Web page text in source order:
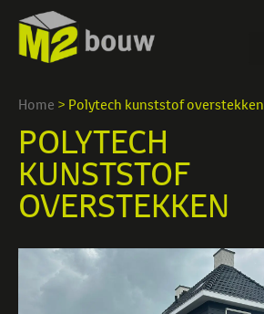
Home > Polytech kunststof overstekken
POLYTECH
KUNSTSTOF
OVERSTEKKEN